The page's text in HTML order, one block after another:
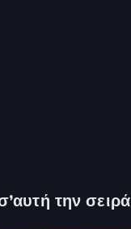
την σειρά